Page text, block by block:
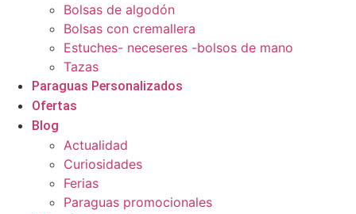
Bolsas de algodón
Bolsas con cremallera
Estuches- neceseres -bolsos de mano
Tazas
Paraguas Personalizados
Ofertas
Blog
Actualidad
Curiosidades
Ferias
Paraguas promocionales